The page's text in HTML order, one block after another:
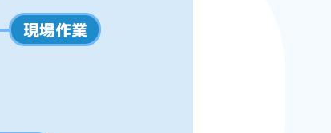
現場作業